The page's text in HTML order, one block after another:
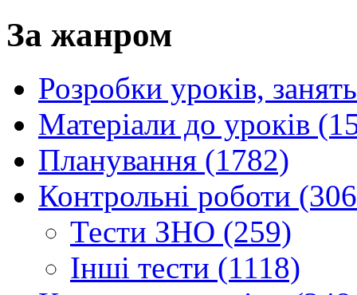
За жанром
Розробки уроків,
Матеріали до уроків
Планування (1782)
Контрольні роботи
Тести ЗНО (259)
Інші тести (1118)